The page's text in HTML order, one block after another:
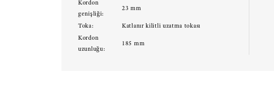
Kordon
genişliği:
23 mm
Toka:
Katlanır kilitli uzatma tokası
Kordon
uzunluğu:
185 mm